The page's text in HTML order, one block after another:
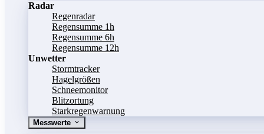
Radar
Regenradar
Regensumme 1h
Regensumme 6h
Regensumme 12h
Unwetter
Stormtracker
Hagelgrößen
Schneemonitor
Blitzortung
Starkregenwarnung
Messwerte